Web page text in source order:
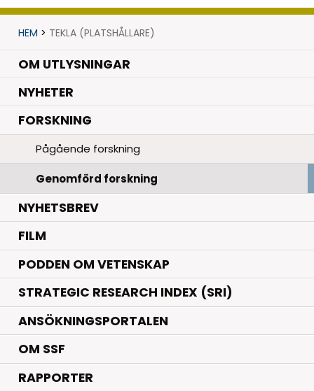
HEM > TEKLA (PLATSHÅLLARE)
OM UTLYSNINGAR
NYHETER.
FORSKNING.
Pågående forskning
Genomförd forskning
NYHETSBREV
FILM
PODDEN OM VETENSKAP
STRATEGIC RESEARCH INDEX (SRI)
ANSÖKNINGSPORTALEN
OM SSF
RAPPORTER